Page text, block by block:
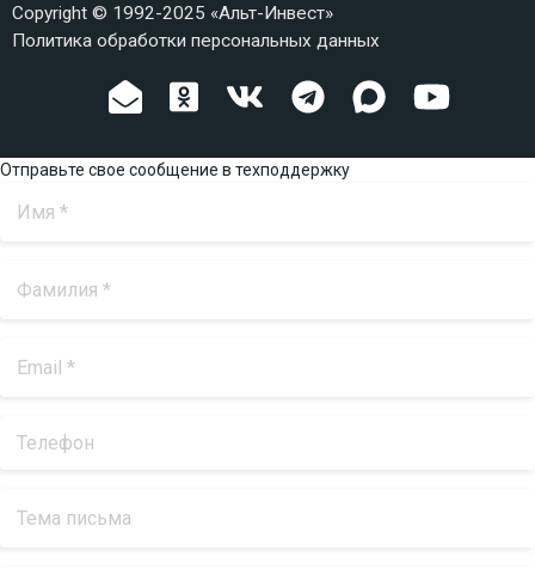
Copyright © 1992-2025 «Альт-Инвест»
Политика обработки персональных данных
Отправьте свое сообщение в техподдержку